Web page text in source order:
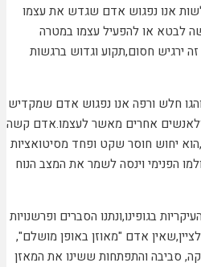
אנו נפגוש אדם שגדש את עצמו
לבטא או להפעיל עצמו במטרה
ירגיש חסום,תקוע וגדוש ברגשות
חלש ורפה אנו נפגוש אדם שמקדיש
ולאנשים אחרים מאשר לעצמו.אדם קשה
יחוש חוסר שקט ופחד מסיטואציות
הפנימי וינסה לשמר את המצב הנוח
בגופינו,ונתנו הסברים ופרשנויות
אדם "מאוזן באופן מושלם",
סביבה והתפתחות ששינו את המאזן